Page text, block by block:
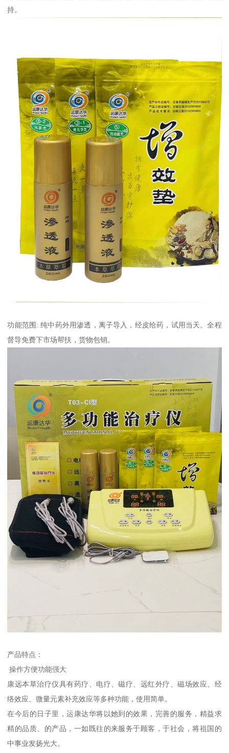
持。
功能范围: 纯中药外用渗透，离子导入，经皮给药，试用当天。全程
督导免费下市场帮扶，货物包销。
产品特点：
操作方便功能强大
康远本草治疗仪具有药疗、电疗、磁疗、远红外疗、磁场效应、经
络效应、微量元素补充效应等多种功能，使用简单。
在今后的日子里，运康达华将以她到的效果，完善的服务，精益求
精的品质、的产品，一如既往的来服务于顾客，于社会，将祖国的
中事业发扬光大。